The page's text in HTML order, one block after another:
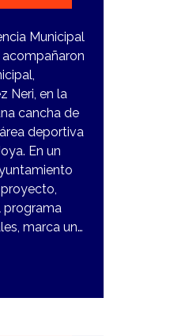
Municipal
Neri, en la
cancha de
deportiva
En un
programa
marca un…